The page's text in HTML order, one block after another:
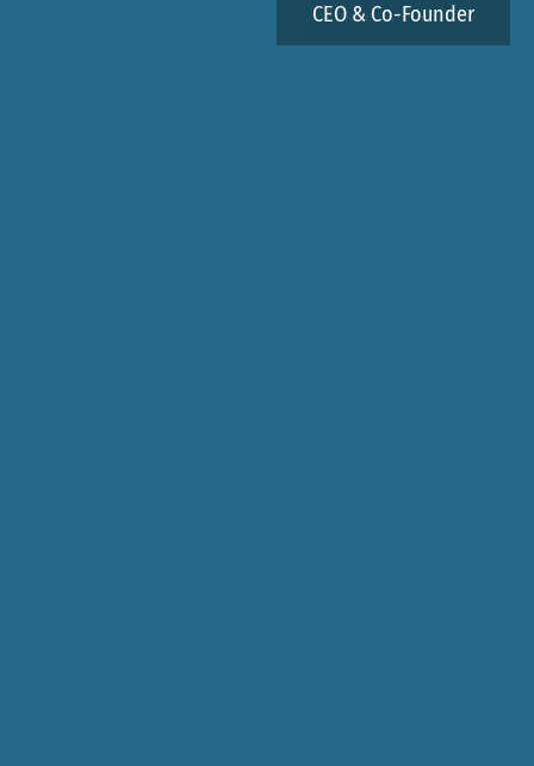
CEO & Co-Founder